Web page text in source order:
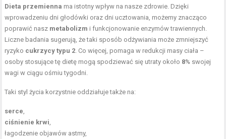
Dieta przemienna ma istotny wpływ na nasze zdrowie. Dzięki
wprowadzeniu dni głodówki oraz dni ucztowania, możemy znacząco
poprawić nasz metabolizm i funkcjonowanie enzymów trawiennych.
Liczne badania sugerują, że taki sposób odżywiania może zmniejszyć
ryzyko cukrzycy typu 2 . Co więcej, pomaga w redukcji masy ciała –
osoby stosujące tę dietę mogą spodziewać się utraty około 8% swojej
wagi w ciągu ośmiu tygodni.
Taki styl życia korzystnie oddziałuje także na:
serce
ciśnienie krwi
łagodzenie objawów astmy,